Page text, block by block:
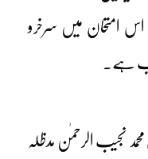
امتحان میں سرخرو
ہے۔
نجیب الرحمٰن مدظلہ